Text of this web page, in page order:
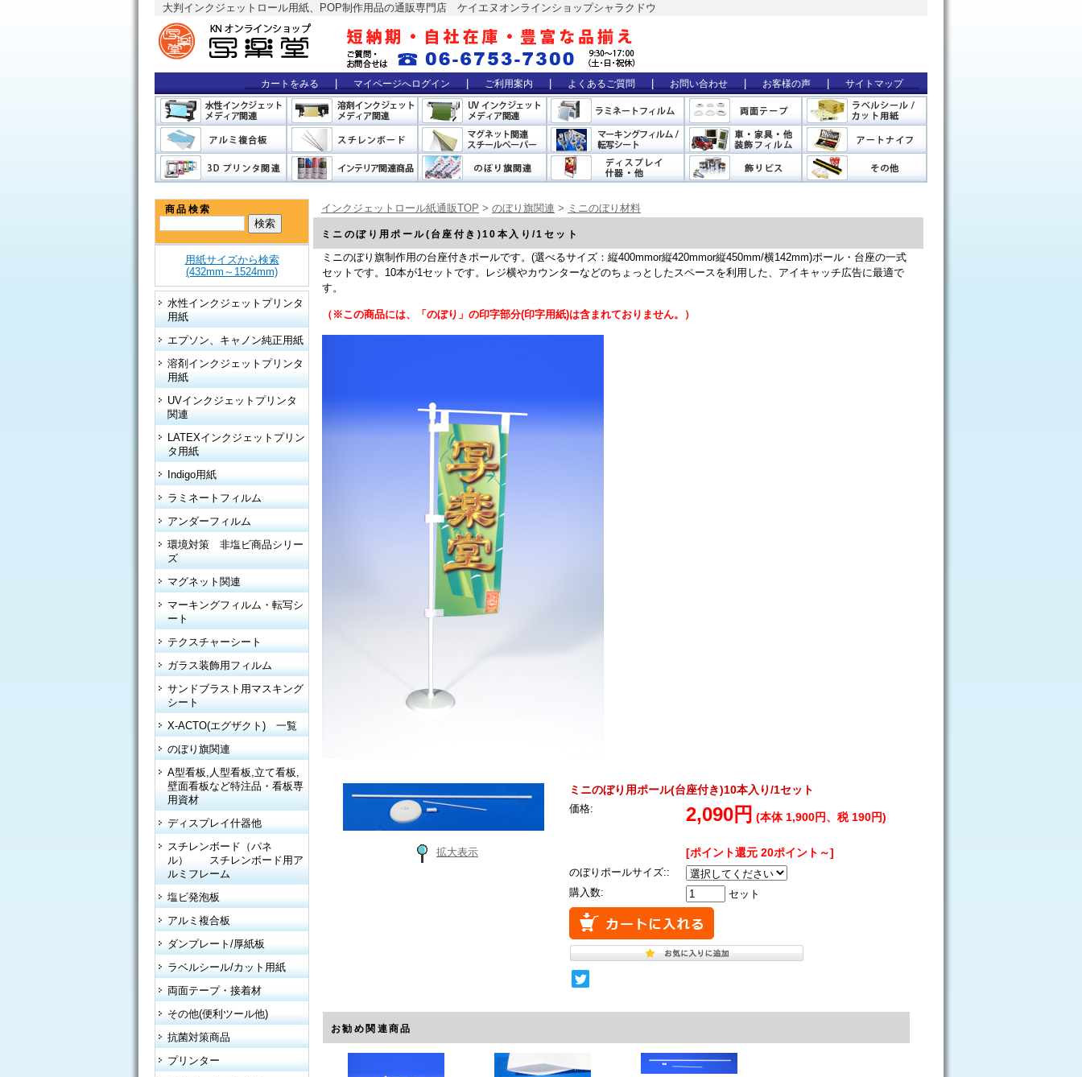
大判インクジェットロール用紙、POP制作用品の通販専門店 ケイエヌオンラインショップシャラクドウ
カートをみる マイページへログイン ご利用案内 よくあるご質問 お問い合わせ お客様の声 サイトマップ
商品検索
用紙サイズから検索
(432mm～1524mm)
水性インクジェットプリンタ
用紙
エプソン、キャノン純正用紙
溶剤インクジェットプリンタ
用紙
UVインクジェットプリンタ
関連
LATEXインクジェットプリン
タ用紙
Indigo用紙
ラミネートフィルム
アンダーフィルム
環境対策 非塩ビ商品シリー
ズ
マグネット関連
マーキングフィルム・転写シ
ート
テクスチャーシート
ガラス装飾用フィルム
サンドブラスト用マスキング
シート
X-ACTO(エグザクト) 一覧
のぼり旗関連
A型看板,人型看板,立て看板,
壁面看板など特注品・看板専
用資材
ディスプレイ什器他
スチレンボード（パネ
ル） スチレンボード用ア
ルミフレーム
塩ビ発泡板
アルミ複合板
ダンプレート/厚紙板
ラベルシール/カット用紙
両面テープ・接着材
その他(便利ツール他)
抗菌対策商品
プリンター
インクジェットロール紙通販TOP > のぼり旗関連 > ミニのぼり材料
ミニのぼり用ポール(台座付き)10本入り/1セット
ミニのぼり旗制作用の台座付きポールです。(選べるサイズ：縦400mmor縦420mmor縦450mm/横142mm)ポール・台座の一式
セットです。10本が1セットです。レジ横やカウンターなどのちょっとしたスペースを利用した、アイキャッチ広告に最適で
す。
（※この商品には、「のぼり」の印字部分(印字用紙)は含まれておりません。）
拡大表示
ミニのぼり用ポール(台座付き)10本入り/1セット
価格: 2,090円 (本体 1,900円、税 190円)
[ポイント還元 20ポイント～]
のぼりポールサイズ::
購入数:
セット
お勧め関連商品